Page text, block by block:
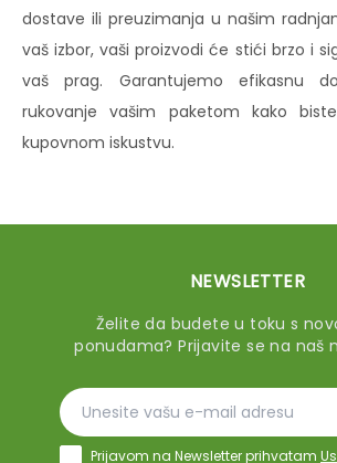
dostave ili preuzimanja u našim
vaš izbor, vaši proizvodi će stići brzo i
vaš prag. Garantujemo efikasnu
rukovanje vašim paketom kako
kupovnom iskustvu.
NEWSLETTER
Želite da budete u toku s
ponudama? Prijavite se na naš
Prijavom na Newsletter prihvatam